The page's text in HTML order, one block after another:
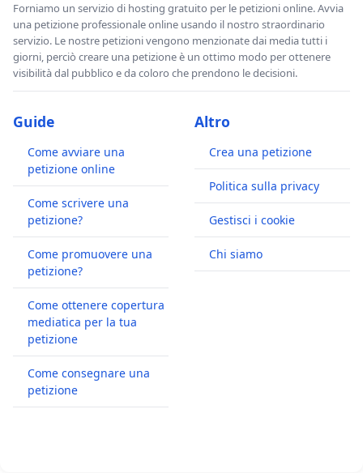
Forniamo un servizio di hosting gratuito per le petizioni online. Avvia
una petizione professionale online usando il nostro straordinario
servizio. Le nostre petizioni vengono menzionate dai media tutti i
giorni, perciò creare una petizione è un ottimo modo per ottenere
visibilità dal pubblico e da coloro che prendono le decisioni.
Guide
Come avviare una
petizione online
Come scrivere una
petizione?
Come promuovere una
petizione?
Come ottenere copertura
mediatica per la tua
petizione
Come consegnare una
petizione
Altro
Crea una petizione
Politica sulla privacy
Gestisci i cookie
Chi siamo